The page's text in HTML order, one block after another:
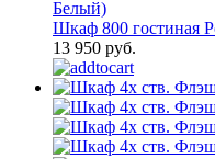
Шкаф 800 гостиная
13 950 руб.